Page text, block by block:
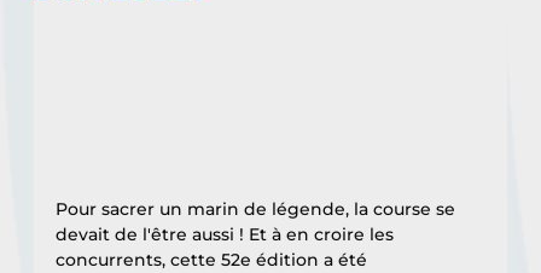
Pour sacrer un marin de légende, la course se
devait de l'être aussi ! Et à en croire les
concurrents, cette 52e édition a été